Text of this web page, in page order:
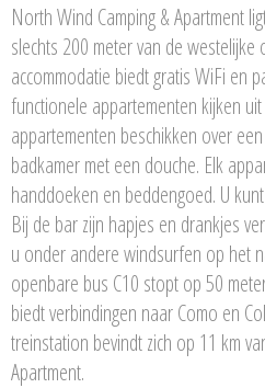
North Wind Camping & Apartment
slechts 200 meter van de westelijke
accommodatie biedt gratis WiFi en
functionele appartementen kijken
appartementen beschikken over
badkamer met een douche. Elk
handdoeken en beddengoed. U
Bij de bar zijn hapjes en drankjes
u onder andere windsurfen op het
openbare bus C10 stopt op 50
biedt verbindingen naar Como en
treinstation bevindt zich op 11 km
Apartment.